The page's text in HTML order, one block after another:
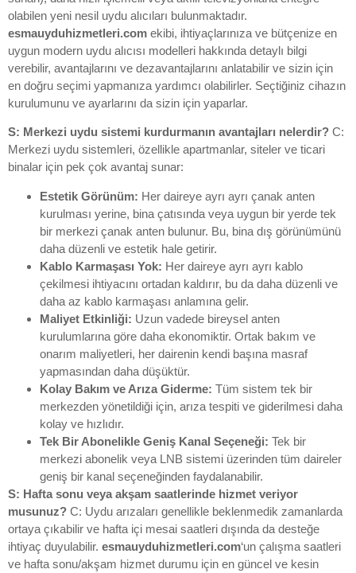
olabilen yeni nesil uydu alıcıları bulunmaktadır.
esmauyduhizmetleri.com ekibi, ihtiyaçlarınıza ve bütçenize en
uygun modern uydu alıcısı modelleri hakkında detaylı bilgi
verebilir, avantajlarını ve dezavantajlarını anlatabilir ve sizin için
en doğru seçimi yapmanıza yardımcı olabilirler. Seçtiğiniz cihazın
kurulumunu ve ayarlarını da sizin için yaparlar.
S: Merkezi uydu sistemi kurdurmanın avantajları nelerdir? C:
Merkezi uydu sistemleri, özellikle apartmanlar, siteler ve ticari
binalar için pek çok avantaj sunar:
Estetik Görünüm: Her daireye ayrı ayrı çanak anten
kurulması yerine, bina çatısında veya uygun bir yerde tek
bir merkezi çanak anten bulunur. Bu, bina dış görünümünü
daha düzenli ve estetik hale getirir.
Kablo Karmaşası Yok: Her daireye ayrı ayrı kablo
çekilmesi ihtiyacını ortadan kaldırır, bu da daha düzenli ve
daha az kablo karmaşası anlamına gelir.
Maliyet Etkinliği: Uzun vadede bireysel anten
kurulumlarına göre daha ekonomiktir. Ortak bakım ve
onarım maliyetleri, her dairenin kendi başına masraf
yapmasından daha düşüktür.
Kolay Bakım ve Arıza Giderme: Tüm sistem tek bir
merkezden yönetildiği için, arıza tespiti ve giderilmesi daha
kolay ve hızlıdır.
Tek Bir Abonelikle Geniş Kanal Seçeneği: Tek bir
merkezi abonelik veya LNB sistemi üzerinden tüm daireler
geniş bir kanal seçeneğinden faydalanabilir.
S: Hafta sonu veya akşam saatlerinde hizmet veriyor
musunuz? C: Uydu arızaları genellikle beklenmedik zamanlarda
ortaya çıkabilir ve hafta içi mesai saatleri dışında da desteğe
ihtiyaç duyulabilir. esmauyduhizmetleri.com‘un çalışma saatleri
ve hafta sonu/akşam hizmet durumu için en güncel ve kesin